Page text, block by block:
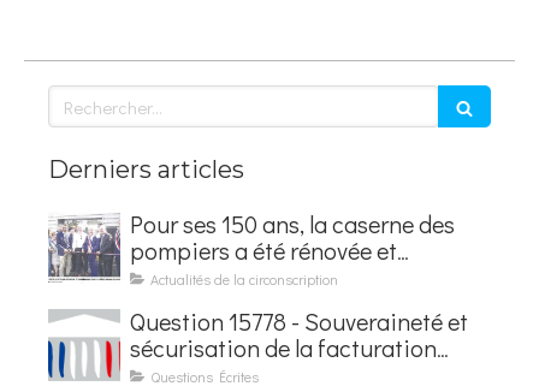
Rechercher
Derniers articles
Pour ses 150 ans, la caserne des
pompiers a été rénovée et
baptisée au nom d'Hubert
Actualités de la circonscription
Question 15778 - Souveraineté et
sécurisation de la facturation
électronique
Questions Écrites